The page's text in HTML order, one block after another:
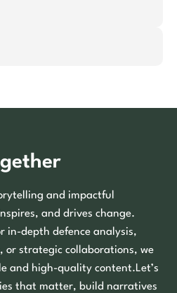
and impactful
and drives change.
in-depth defence analysis,
or strategic collaborations, we
and high-quality content.Let’s
that matter, build narratives